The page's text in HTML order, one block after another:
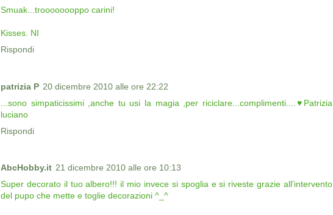
Smuak...troooooooppo carini!
Kisses. NI
Rispondi
patrizia P 20 dicembre 2010 alle ore 22:22
...sono simpaticissimi ,anche tu usi la magia ,per riciclare...complimenti....♥Patrizia
luciano
Rispondi
AbcHobby.it 21 dicembre 2010 alle ore 10:13
Super decorato il tuo albero!!! il mio invece si spoglia e si riveste grazie all'intervento
del pupo che mette e toglie decorazioni ^_^